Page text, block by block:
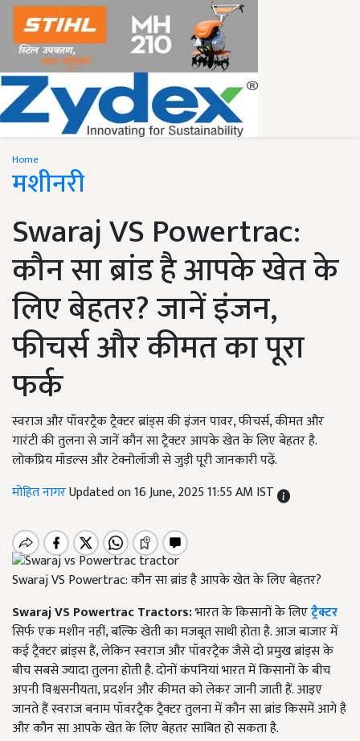
Home
मशीनरी
Swaraj VS Powertrac:
कौन सा ब्रांड है आपके खेत के
लिए बेहतर? जानें इंजन,
फीचर्स और कीमत का पूरा
फर्क
स्वराज और पॉवरट्रैक ट्रैक्टर ब्रांड्स की इंजन पावर, फीचर्स, कीमत और
गारंटी की तुलना से जानें कौन सा ट्रैक्टर आपके खेत के लिए बेहतर है.
लोकप्रिय मॉडल्स और टेक्नोलॉजी से जुड़ी पूरी जानकारी पढ़ें.
मोहित नागरUpdated on 16 June, 2025 11:55 AM IST
Swaraj VS Powertrac: कौन सा ब्रांड है आपके खेत के लिए बेहतर?
Swaraj VS Powertrac Tractors:भारत के किसानों के लिएट्रैक्टर
सिर्फ एक मशीन नहीं, बल्कि खेती का मजबूत साथी होता है. आज बाजार में
कई ट्रैक्टर ब्रांड्स हैं, लेकिन स्वराज और पॉवरट्रैक जैसे दो प्रमुख ब्रांड्स के
बीच सबसे ज्यादा तुलना होती है. दोनों कंपनियां भारत में किसानों के बीच
अपनी विश्वसनीयता, प्रदर्शन और कीमत को लेकर जानी जाती हैं. आइए
जानते हैं स्वराज बनाम पॉवरट्रैक ट्रैक्टर तुलना में कौन सा ब्रांड किसमें आगे है
और कौन सा आपके खेत के लिए बेहतर साबित हो सकता है.